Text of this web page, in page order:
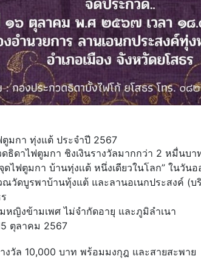
มกา ทุ่งแต้ ประจำปี 2567
ธิดาไฟตูมกา ชิงเงินรางวัลมากกว่า 2 หมื่นบ
ดไฟตูมกา บ้านทุ่งเเต้ หนึ่งเดียวในโลก” ในวั
ณวัดบูรพาบ้านทุ้งแต้ และลานอเนกประสงค์ (
หญิงข้ามเพศ ไม่จำกัดอายุ และภูมิลำเนา
ตุลาคม 2567
งวัล 10,000 บาท พร้อมมงกุฎ และสายสะพาย